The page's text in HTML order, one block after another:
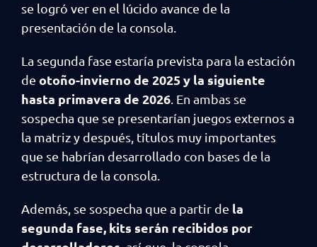
se logró ver en el lúcido avance de la
presentación de la consola.
La segunda fase estaría prevista para la estación
de otoño-invierno de 2025 y la siguiente
hasta primavera de 2026 . En ambas se
sospecha que se presentarían juegos externos a
la matriz y después, títulos muy importantes
que se habrían desarrollado con bases de la
estructura de la consola.
Además, se sospecha que a partir de la
segunda fase, kits serán recibidos por